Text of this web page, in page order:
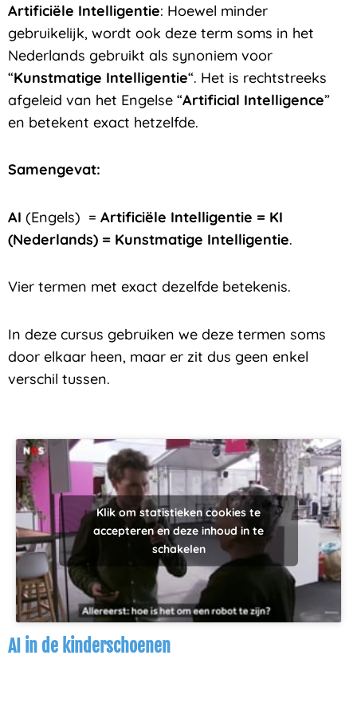
Artificiële Intelligentie: Hoewel minder
gebruikelijk, wordt ook deze term soms in het
Nederlands gebruikt als synoniem voor
“Kunstmatige Intelligentie“. Het is rechtstreeks
afgeleid van het Engelse “Artificial Intelligence”
en betekent exact hetzelfde.
Samengevat:
AI (Engels) = Artificiële Intelligentie = KI
(Nederlands) = Kunstmatige Intelligentie.
Vier termen met exact dezelfde betekenis.
In deze cursus gebruiken we deze termen soms
door elkaar heen, maar er zit dus geen enkel
verschil tussen.
AI in de kinderschoenen
Klik om statistieken cookies te
accepteren en deze inhoud in te
schakelen